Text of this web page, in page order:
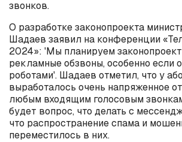
звонков.
О разработке законопроекта
Шадаев заявил на конференции
2024»: 'Мы планируем
рекламные обзвоны, особенно если
роботами'. Шадаев отметил, что у
выработалось очень напряженное
любым входящим голосовым
будет вопрос, что делать с
что распространение спама и
переместилось в них.